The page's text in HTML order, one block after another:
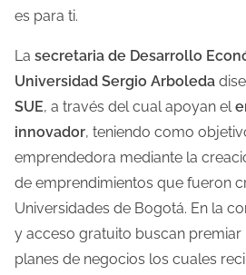
e
e
c
t
u
r
a
d
e
l
es para ti.
La secretaria de Desarrollo
Universidad Sergio Arboleda
SUE, a través del cual apoyan el
innovador, teniendo como
emprendedora mediante la
de emprendimientos que fueron
Universidades de Bogotá. En la
y acceso gratuito buscan premiar
planes de negocios los cuales